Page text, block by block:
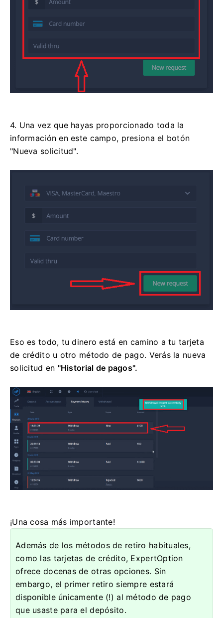
4. Una vez que hayas proporcionado toda la
información en este campo, presiona el botón
"Nueva solicitud".
Eso es todo, tu dinero está en camino a tu tarjeta
de crédito u otro método de pago. Verás la nueva
solicitud en "Historial de pagos".
¡Una cosa más importante!
Además de los métodos de retiro habituales,
como las tarjetas de crédito, ExpertOption
ofrece docenas de otras opciones. Sin
embargo, el primer retiro siempre estará
disponible únicamente (!) al método de pago
que usaste para el depósito.